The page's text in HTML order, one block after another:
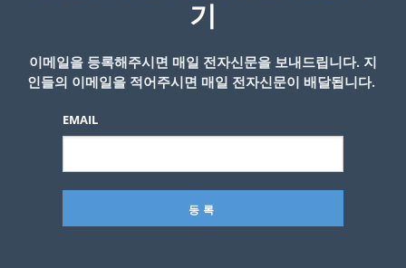
이메일 주소는 공개되지 않습니다. 필수 필드는*로 표시됩니
다
*
기
이메일을 등록해주시면 매일 전자신문을 보내드립니다. 지
인들의 이메일을 적어주시면 매일 전자신문이 배달됩니다.
EMAIL